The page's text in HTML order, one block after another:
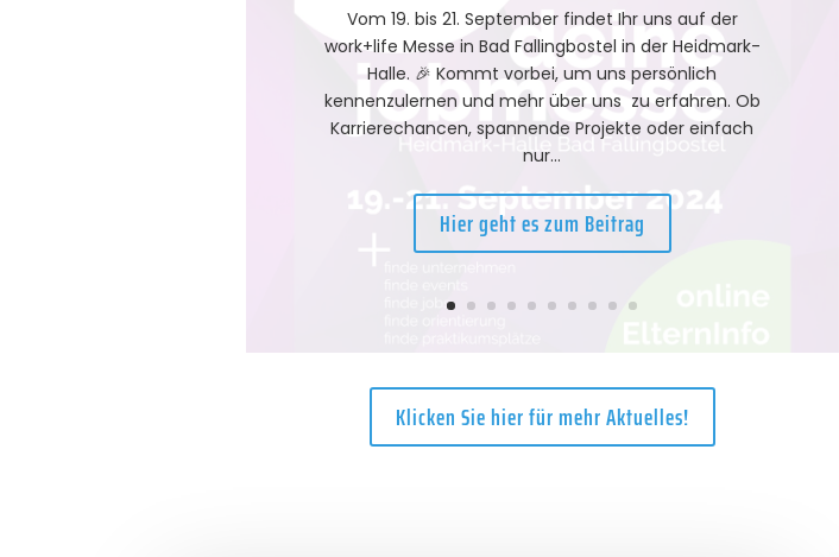
Vom 19. bis 21. September findet Ihr uns auf der
work+life Messe in Bad Fallingbostel in der Heidmark-
Halle. 🎉 Kommt vorbei, um uns persönlich
kennenzulernen und mehr über uns zu erfahren. Ob
Karrierechancen, spannende Projekte oder einfach
nur...
Hier geht es zum Beitrag
Klicken Sie hier für mehr Aktuelles!